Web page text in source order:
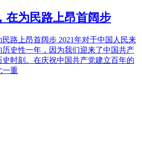
在为民路上昂首阔步
路上昂首阔步 2021年对于中国人民来
史性一年，因为我们迎来了中国共产
史时刻。在庆祝中国共产党建立百年的
一重